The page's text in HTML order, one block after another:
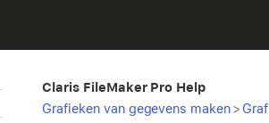
Claris FileMaker Pro Help
Grafieken van gegevens maken>